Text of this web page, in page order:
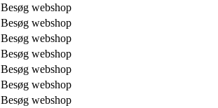
Besøg webshop
Besøg webshop
Besøg webshop
Besøg webshop
Besøg webshop
Besøg webshop
Besøg webshop